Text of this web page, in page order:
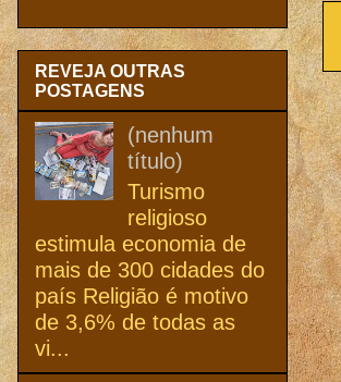
REVEJA OUTRAS
POSTAGENS
(nenhum
título)
Turismo
religioso
estimula economia de
mais de 300 cidades do
país Religião é motivo
de 3,6% de todas as
vi...